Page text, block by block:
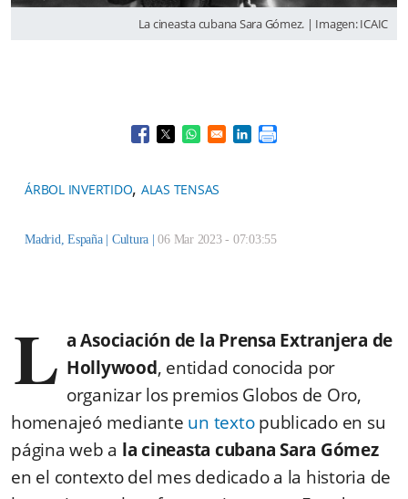
La cineasta cubana Sara Gómez. | Imagen: ICAIC
Opens in a new window
Opens in a new window
Opens in a new window
Opens in a new window
ÁRBOL INVERTIDO, ALAS TENSAS
Cultura |06 Mar 2023 - 07:03:55
L a Asociación de la Prensa Extranjera de
Hollywood, entidad conocida por
organizar los premios Globos de Oro,
homenajeó mediante un textopublicado en su
página web a la cineasta cubana Sara Gómez
en el contexto del mes dedicado a la historia de